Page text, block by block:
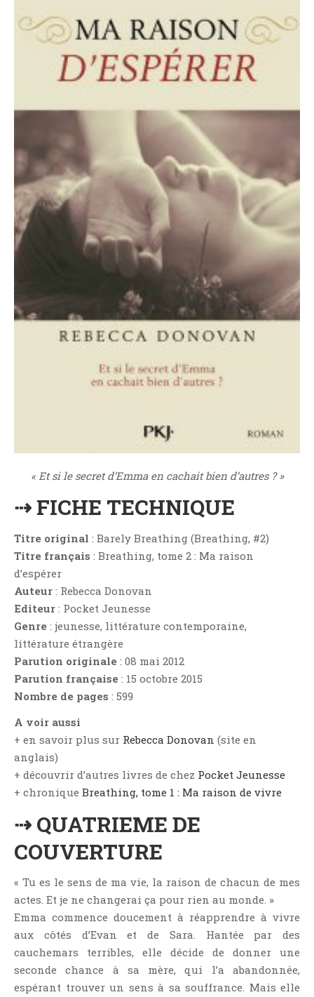
Amitié
Articles D'Erika
Articles De Marion
Articles De Nadège
Bande Dessinée
Bibliothèque De A À Z
Biographie Et Autobiographie
Biographie Fictionnelle
C'est Lundi, Que Lisez-Vous ?
Classique
Comédie
Drame
Epistolaire
Erotique
Fait Divers
Fantastique
Feel Good
Histoire De Vie
Historique
Humour
Jeunesse
LGBT
Light Novel
Littérature Belge
Littérature Contemporaine
Littérature Étrangère
Littérature Française
Littérature Lesbienne
Manga
New Adult
« Et si le secret d’Emma en cachait bien d’autres ? »
⇢ FICHE TECHNIQUE
Titre original : Barely Breathing (Breathing, #2)
Titre français : Breathing, tome 2 : Ma raison
d’espérer
Auteur : Rebecca Donovan
Editeur : Pocket Jeunesse
Genre : jeunesse, littérature contemporaine,
littérature étrangère
Parution originale : 08 mai 2012
Parution française : 15 octobre 2015
Nombre de pages : 599
A voir aussi
+ en savoir plus sur Rebecca Donovan (site en
anglais)
+ découvrir d’autres livres de chez Pocket Jeunesse
+ chronique Breathing, tome 1 : Ma raison de vivre
⇢ QUATRIEME DE
COUVERTURE
« Tu es le sens de ma vie, la raison de chacun de mes
actes. Et je ne changerai ça pour rien au monde. »
Emma commence doucement à réapprendre à vivre
aux côtés d’Evan et de Sara. Hantée par des
cauchemars terribles, elle décide de donner une
seconde chance à sa mère, qui l’a abandonnée,
espérant trouver un sens à sa souffrance. Mais elle